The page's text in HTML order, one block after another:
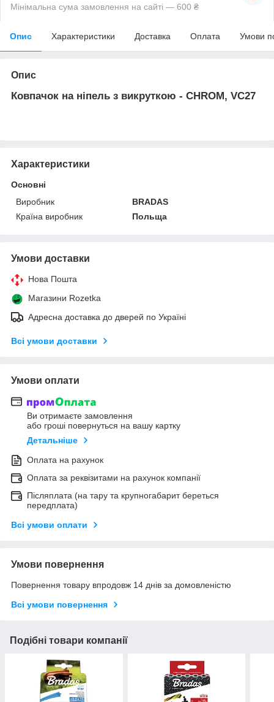
Мінімальна сума замовлення на сайті — 600 ₴
Опис Характеристики Доставка Оплата Умови
Опис
Ковпачок на ніпель з викруткою - CHROM, VC27
Характеристики
Основні
Виробник
BRADAS
Країна виробник
Польща
Умови доставки
Нова Пошта
Магазини Rozetka
Адресна доставка до дверей по Україні
Всі умови доставки
Умови оплати
Ви отримаєте замовлення
або гроші повернуться на вашу картку
Детальніше
Оплата на рахунок
Оплата за реквізитами на рахунок компанії
Післяплата (на тару та крупногабарит береться
передплата)
Всі умови оплати
Умови повернення
Повернення товару впродовж 14 днів за домовленістю
Всі умови повернення
Подібні товари компанії